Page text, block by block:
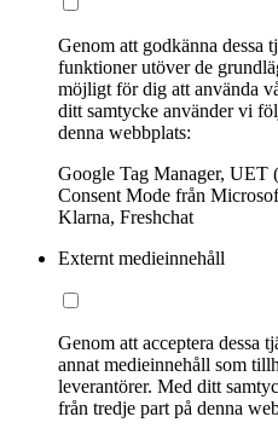
Genom att godkänna dessa
funktioner utöver de
möjligt för dig att använda
ditt samtycke använder vi
denna webbplats:
Google Tag Manager, UET
Consent Mode från
Klarna, Freshchat
Externt medieinnehåll
Genom att acceptera dessa
annat medieinnehåll som
leverantörer. Med ditt
från tredje part på denna